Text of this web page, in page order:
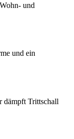
und
und ein
dämpft Trittschall